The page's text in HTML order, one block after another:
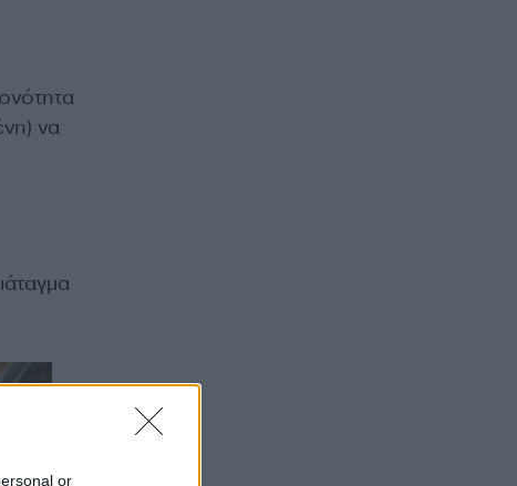
or
να